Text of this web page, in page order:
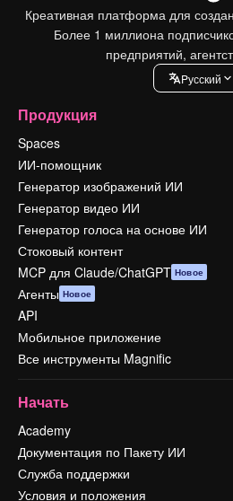
Креативная платформа для
Более 1 миллиона
предприятий,
Pусский
Продукция
Spaces
ИИ-помощник
Генератор изображений ИИ
Генератор видео ИИ
Генератор голоса на основе ИИ
Стоковый контент
MCP для Claude/ChatGPT Новое
Агенты Новое
API
Мобильное приложение
Все инструменты Magnific
Начать
Academy
Документация по Пакету ИИ
Служба поддержки
Условия и положения